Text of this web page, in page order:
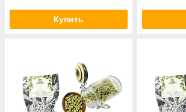
Купить